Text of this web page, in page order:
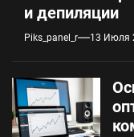
и депиляции
Piks_panel_r 13 Июля